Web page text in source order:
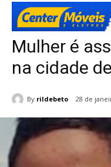
Mulher é
na cidade
By rildebeto 28 de